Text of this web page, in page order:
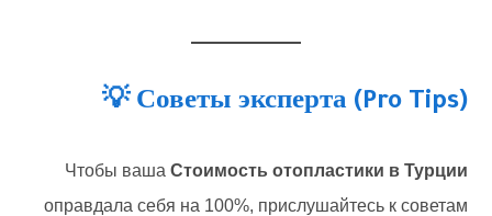
Советы эксперта (Pro Tips) 💡
Чтобы ваша Стоимость отопластики в Турции
оправдала себя на 100%, прислушайтесь к советам